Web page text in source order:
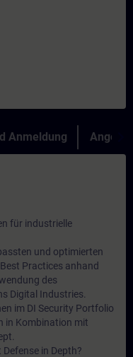
Anmeldung Angebot
für industrielle
und optimierten
Practices anhand
des
Digital Industries.
im DI Security Portfolio
in Kombination mit
in Depth?